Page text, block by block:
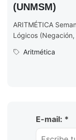
(UNMSM)
ARITMÉTICA
Lógicos
Lógicas Ejercicios
Aritmética
E-mail: *